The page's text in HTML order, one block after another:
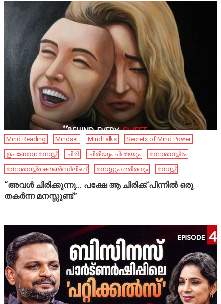
Mind Reading Mindset MindTalks
Secrets of Mind Power
ഉപബോധ മനസ്സ്
ചിരി ചിരിയും ചിന്തയും
മനഃശാസ്ത്രം
മനഃശാസ്ത്ര കൗൺസിലിംഗ്
മനസ്സും ശരീരവും മനസ്സ്
“അവൾ ചിരിക്കുന്നു… പക്ഷേ ആ ചിരിക്ക് പിന്നിൽ ഒരു
തകർന്ന മനസ്സുണ്ട്.”